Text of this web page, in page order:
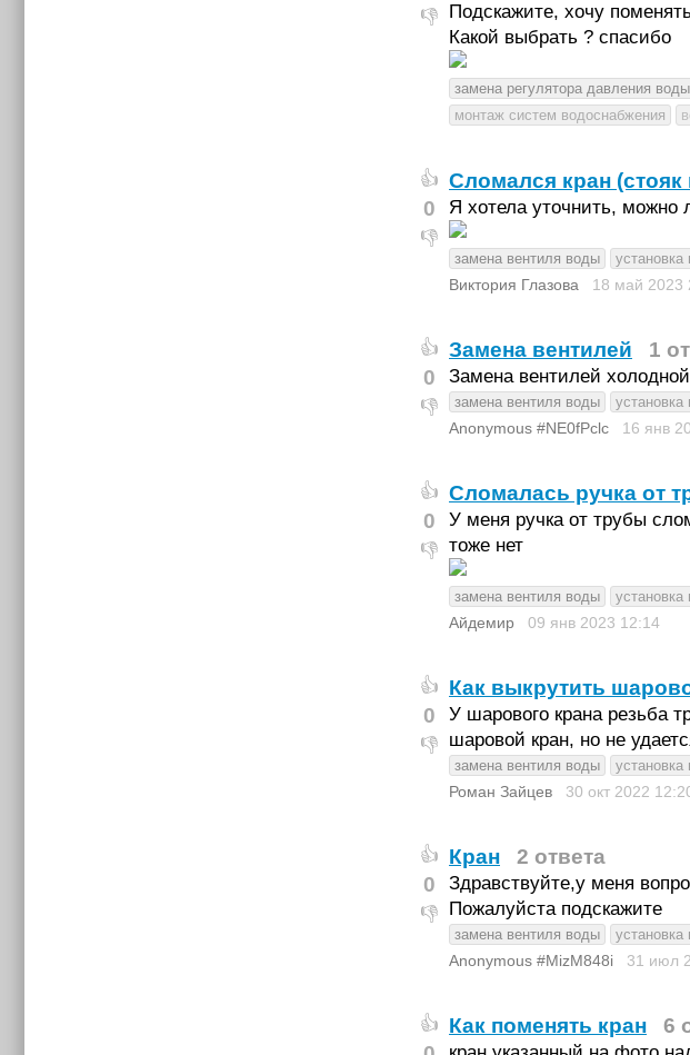
👎 Подскажите, хочу
Какой выбрать ? спасибо
замена регулятора давления воды
монтаж систем водоснабжения
👍
0
👎
Сломался кран (стояк
Я хотела уточнить, можно
замена вентиля воды
Виктория Глазова 18 май 2023
👍
0
👎
Замена вентилей 1
Замена вентилей
замена вентиля воды
Anonymous #NE0fPclc 16 янв
👍
0
👎
Сломалась ручка от
У меня ручка от трубы
тоже нет
замена вентиля воды
Айдемир 09 янв 2023 12:14
👍
0
👎
Как выкрутить
У шарового крана резьба
шаровой кран, но не
замена вентиля воды
Роман Зайцев 30 окт 2022
👍
0
👎
Кран 2 ответа
Здравствуйте,у меня
Пожалуйста подскажите
замена вентиля воды
Anonymous #MizM848i 31 июл
👍 Как поменять кран 6